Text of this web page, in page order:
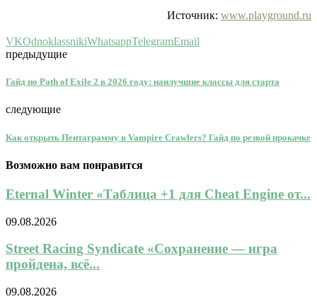
Источник: www.playground.ru
VKOdnoklassnikiWhatsappTelegramEmail
предыдущие
Гайд по Path of Exile 2 в 2026 году: наилучшие классы для старта
следующие
Как открыть Пентаграмму в Vampire Crawlers? Гайд по резвой прокачке
Возможно вам понравится
Eternal Winter «Таблица +1 для Cheat Engine от...
09.08.2026
Street Racing Syndicate «Сохранение — игра
пройдена, всё...
09.08.2026